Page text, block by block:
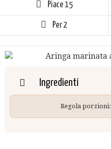
Piace 15
Per 2
Ingredienti
Regola porzioni: